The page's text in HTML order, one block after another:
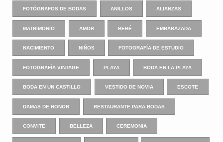
FOTÓGRAFOS DE BODAS ANILLOS ALIANZAS
MATRIMONIO AMOR BEBÉ EMBARAZADA
NACIMIENTO NIÑOS FOTOGRAFÍA DE ESTUDIO
FOTOGRAFÍA VINTAGE PLAYA BODA EN LA PLAYA
BODA EN UN CASTILLO VESTIDO DE NOVIA ESCOTE
DAMAS DE HONOR RESTAURANTE PARA BODAS
CONVITE BELLEZA CEREMONIA